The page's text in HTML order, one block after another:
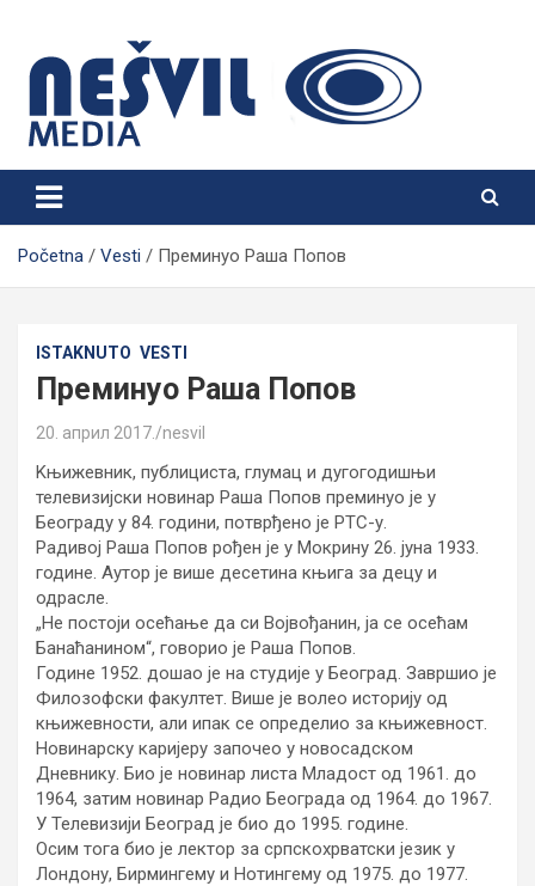
content
Nešvil Media Bogatić
Početna Vesti Преминуо Раша Попов
ISTAKNUTO VESTI
Преминуо Раша Попов
20. април 2017. nesvil
Kњижевник, публициста, глумац и дугогодишњи
телевизијски новинар Раша Попов преминуо је у
Београду у 84. години, потврђено је РТС-у.
Радивој Раша Попов рођен је у Мокрину 26. јуна 1933.
године. Аутор је више десетина књига за децу и
одрасле.
„Не постоји осећање да си Војвођанин, ја се осећам
Банаћанином“, говорио је Раша Попов.
Године 1952. дошао је на студије у Београд. Завршио је
Филозофски факултет. Више је волео историју од
књижевности, али ипак се определио за књижевност.
Новинарску каријеру започео у новосадском
Дневнику. Био је новинар листа Младост од 1961. до
1964, затим новинар Радио Београда од 1964. до 1967.
У Телевизији Београд је био до 1995. године.
Осим тога био је лектор за српскохрватски језик у
Лондону, Бирмингему и Нотингему од 1975. до 1977.